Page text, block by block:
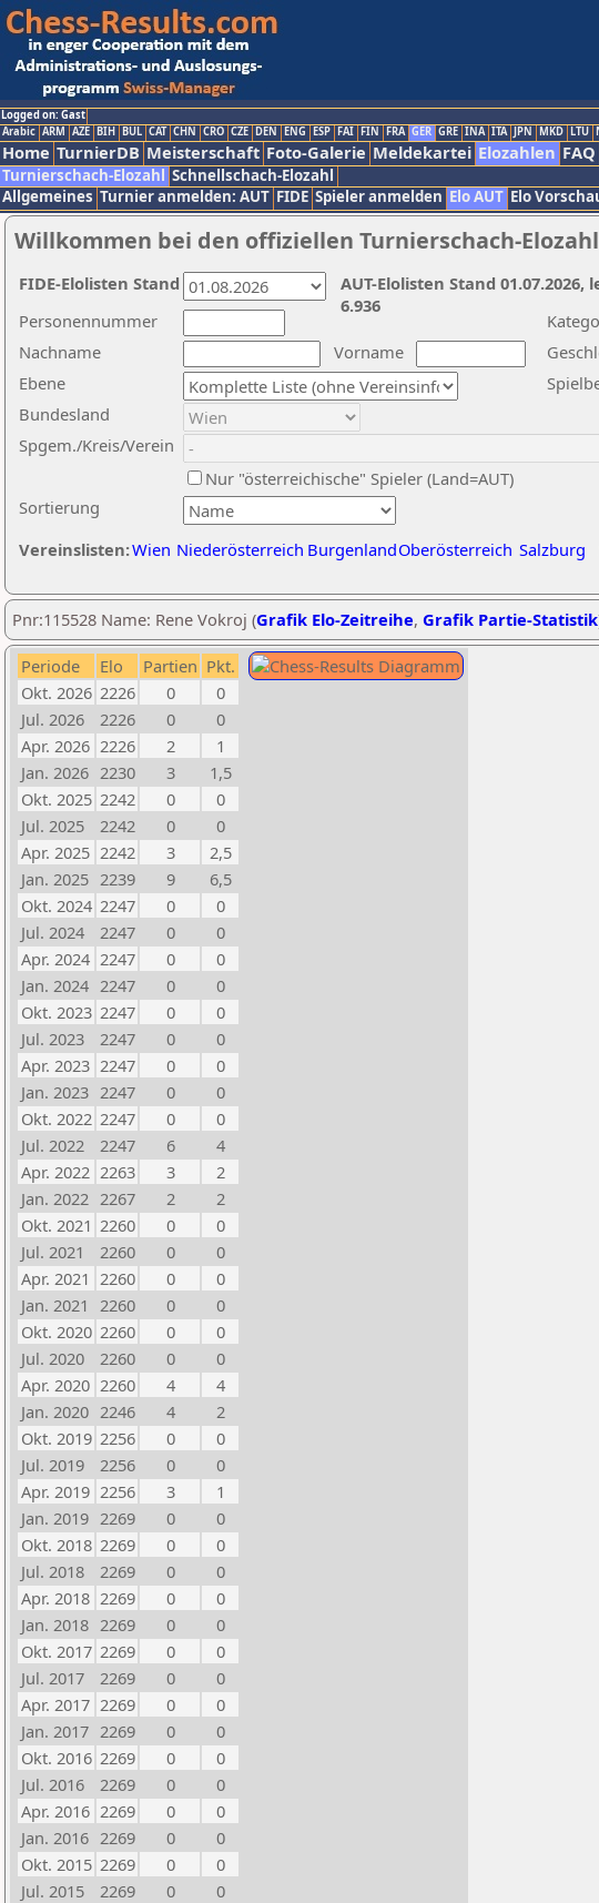
Logged on: Gast
Arabic ARM AZE BIH BUL CAT CHN CRO CZE DEN ENG ESP FAI FIN FRA GER GRE INA ITA JPN MKD LTU
Home TurnierDB Meisterschaft Foto-Galerie Meldekartei Elozahlen FAQ
Turnierschach-Elozahl Schnellschach-Elozahl
Allgemeines Turnier anmelden: AUT FIDE Spieler anmelden Elo AUT Elo
Willkommen bei den offiziellen Turnierschach-
Nachname
Vorname
Ebene
Sortierung
Personennummer
Bundesland
Spgem./Kreis/Verein
Nur "österreichische" Spieler (Land=AUT)
Vereinslisten:Wien Niederösterreich BurgenlandOberösterreich Salzburg
AUT-Elolisten Stand
6.936
FIDE-Elolisten Stand
Pnr:115528 Name: Rene Vokroj (Grafik Elo-Zeitreihe, Grafik Partie-Statistik
Periode Elo Partien Pkt.
Okt. 2026 2226 0
0
Jul. 2026
2226 0
0
Apr. 2026 2226 2
1
Jan. 2026 2230 3
1,5
Okt. 2025 2242 0
0
Jul. 2025
2242 0
0
Apr. 2025 2242 3
2,5
Jan. 2025 2239 9
6,5
Okt. 2024 2247 0
0
Jul. 2024
2247 0
0
Apr. 2024 2247 0
0
Jan. 2024 2247 0
0
Okt. 2023 2247 0
0
Jul. 2023
2247 0
0
Apr. 2023 2247 0
0
Jan. 2023 2247 0
0
Okt. 2022 2247 0
0
Jul. 2022
2247 6
4
Apr. 2022 2263 3
2
Jan. 2022 2267 2
2
Okt. 2021 2260 0
0
Jul. 2021
2260 0
0
Apr. 2021 2260 0
0
Jan. 2021 2260 0
0
Okt. 2020 2260 0
0
Jul. 2020
2260 0
0
Apr. 2020 2260 4
4
Jan. 2020 2246 4
2
Okt. 2019 2256 0
0
Jul. 2019
2256 0
0
Apr. 2019 2256 3
1
Jan. 2019 2269 0
0
Okt. 2018 2269 0
0
Jul. 2018
2269 0
0
Apr. 2018 2269 0
0
Jan. 2018 2269 0
0
Okt. 2017 2269 0
0
Jul. 2017
2269 0
0
Apr. 2017 2269 0
0
Jan. 2017 2269 0
0
Okt. 2016 2269 0
0
Jul. 2016
2269 0
0
Apr. 2016 2269 0
0
Jan. 2016 2269 0
0
Okt. 2015 2269 0
0
Jul. 2015
2269 0
0